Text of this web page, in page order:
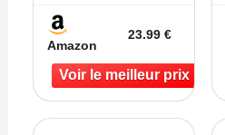
Étanche Sac de
Scooter,
Accessoire
Trotinette
Electrique,
Compatible avec
Xiaomi Mijia,
Amazon
23.99 €